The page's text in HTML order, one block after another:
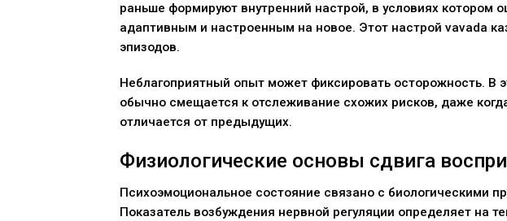
раньше формируют внутренний настрой, в условиях котором
адаптивным и настроенным на новое. Этот настрой vavada
эпизодов.
Неблагоприятный опыт может фиксировать осторожность. В
обычно смещается к отслеживание схожих рисков, даже
отличается от предыдущих.
Физиологические основы сдвига
Психоэмоциональное состояние связано с биологическими
Показатель возбуждения нервной регуляции определяет на